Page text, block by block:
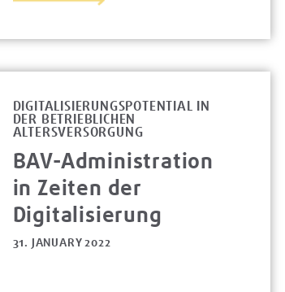
DIGITALISIERUNGSPOTENTIAL IN
DER BETRIEBLICHEN
ALTERSVERSORGUNG
BAV-Administration
in Zeiten der
Digitalisierung
31. JANUARY 2022